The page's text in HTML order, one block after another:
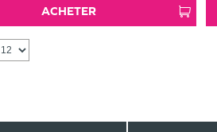
ACHETER